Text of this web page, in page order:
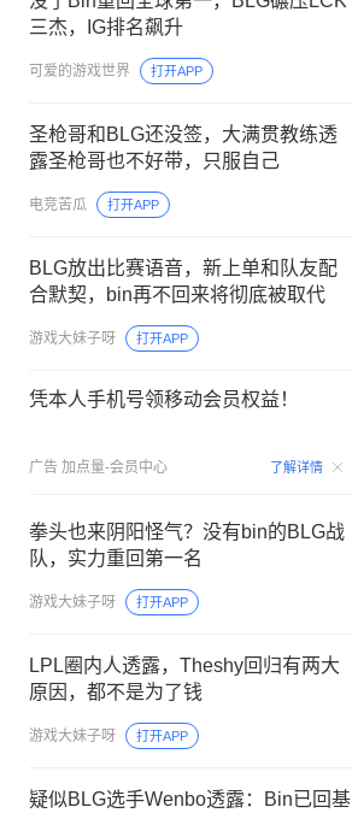
三杰，IG排名飙升
可爱的游戏世界 打开APP
圣枪哥和BLG还没签，大满贯教练透
露圣枪哥也不好带，只服自己
电竞苦瓜 打开APP
BLG放出比赛语音，新上单和队友配
合默契，bin再不回来将彻底被取代
游戏大妹子呀 打开APP
凭本人手机号领移动会员权益！
广告 加点量-会员中心 了解详情
拳头也来阴阳怪气？没有bin的BLG战
队，实力重回第一名
游戏大妹子呀 打开APP
LPL圈内人透露，Theshy回归有两大
原因，都不是为了钱
游戏大妹子呀 打开APP
疑似BLG选手Wenbo透露：Bin已回基